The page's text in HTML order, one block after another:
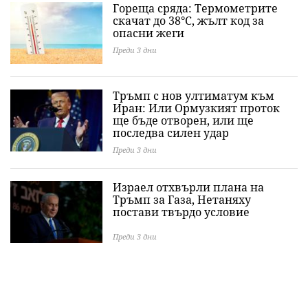
Гореща сряда: Термометрите
скачат до 38°C, жълт код за
опасни жеги
Преди 3 дни
Тръмп с нов ултиматум към
Иран: Или Ормузкият проток
ще бъде отворен, или ще
последва силен удар
Преди 3 дни
Израел отхвърли плана на
Тръмп за Газа, Нетаняху
постави твърдо условие
Преди 3 дни